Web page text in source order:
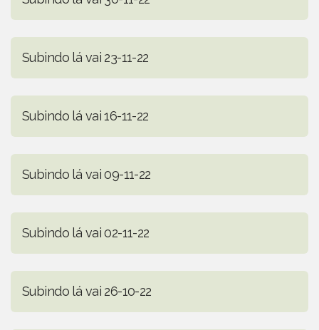
Subindo lá vai 23-11-22
Subindo lá vai 16-11-22
Subindo lá vai 09-11-22
Subindo lá vai 02-11-22
Subindo lá vai 26-10-22